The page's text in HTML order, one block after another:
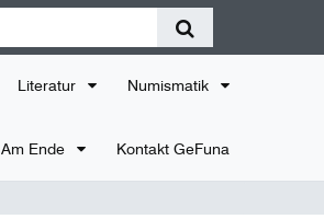
Literatur Numismatik
Am Ende Kontakt GeFuna